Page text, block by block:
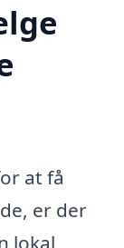
at få
er der